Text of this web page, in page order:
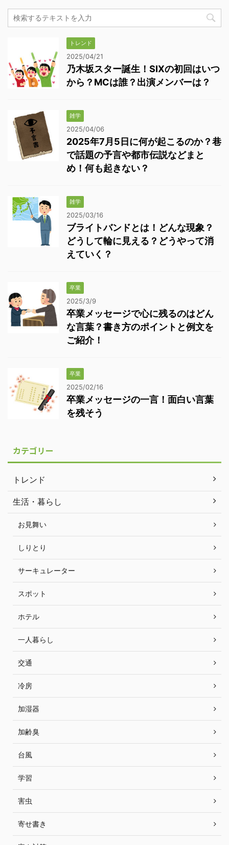
トレンド
2025/04/21
乃木坂スター誕生！SIXの初回はいつ
から？MCは誰？出演メンバーは？
雑学
2025/04/06
2025年7月5日に何が起こるのか？巷
で話題の予言や都市伝説などまと
め！何も起きない？
雑学
2025/03/16
ブライトバンドとは！どんな現象？
どうして輪に見える？どうやって消
えていく？
卒業
2025/3/9
卒業メッセージで心に残るのはどん
な言葉？書き方のポイントと例文を
ご紹介！
卒業
2025/02/16
卒業メッセージの一言！面白い言葉
を残そう
カテゴリー
トレンド
生活・暮らし
お見舞い
しりとり
サーキュレーター
スポット
ホテル
一人暮らし
交通
冷房
加湿器
加齢臭
台風
学習
害虫
寄せ書き